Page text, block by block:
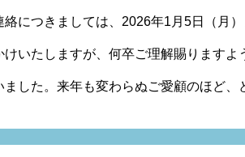
につきましては、 2026年1月5日（月
いたしますが、何卒ご理解賜りますよ
した。来年も変わらぬご愛顧のほど